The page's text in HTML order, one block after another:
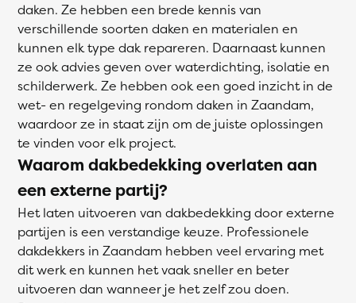
daken. Ze hebben een brede kennis van
verschillende soorten daken en materialen en
kunnen elk type dak repareren. Daarnaast kunnen
ze ook advies geven over waterdichting, isolatie en
schilderwerk. Ze hebben ook een goed inzicht in de
wet- en regelgeving rondom daken in Zaandam,
waardoor ze in staat zijn om de juiste oplossingen
te vinden voor elk project.
Waarom dakbedekking overlaten aan
een externe partij?
Het laten uitvoeren van dakbedekking door externe
partijen is een verstandige keuze. Professionele
dakdekkers in Zaandam hebben veel ervaring met
dit werk en kunnen het vaak sneller en beter
uitvoeren dan wanneer je het zelf zou doen.